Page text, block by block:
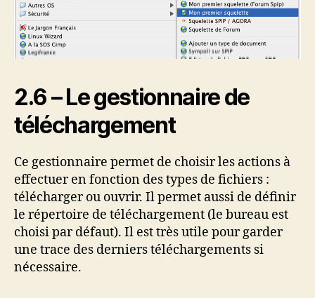
2.6 – Le gestionnaire de
téléchargement
Ce gestionnaire permet de choisir les actions à
effectuer en fonction des types de fichiers :
télécharger ou ouvrir. Il permet aussi de définir
le répertoire de téléchargement (le bureau est
choisi par défaut). Il est très utile pour garder
une trace des derniers téléchargements si
nécessaire.